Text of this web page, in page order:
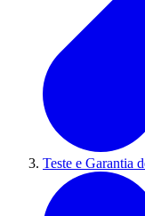
Teste e Garantia